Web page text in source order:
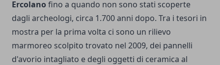
Ercolano fino a quando non sono stati scoperte
dagli archeologi, circa 1.700 anni dopo. Tra i tesori in
mostra per la prima volta ci sono un rilievo
marmoreo scolpito trovato nel 2009, dei pannelli
d'avorio intagliato e degli oggetti di ceramica al